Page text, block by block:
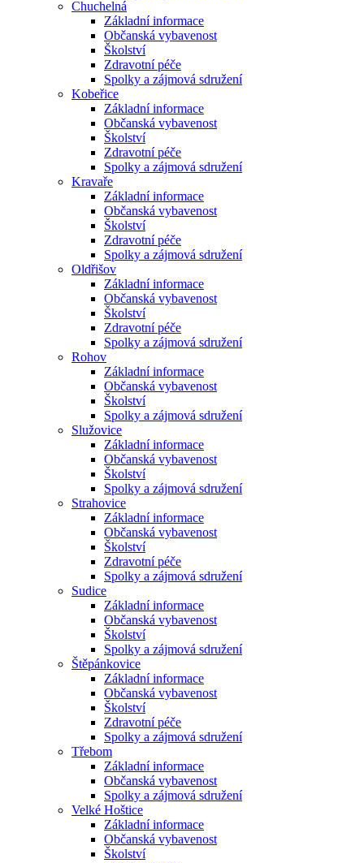
Chuchelná
Základní informace
Občanská vybavenost
Školství
Zdravotní péče
Spolky a zájmová sdružení
Kobeřice
Základní informace
Občanská vybavenost
Školství
Zdravotní péče
Spolky a zájmová sdružení
Kravaře
Základní informace
Občanská vybavenost
Školství
Zdravotní péče
Spolky a zájmová sdružení
Oldřišov
Základní informace
Občanská vybavenost
Školství
Zdravotní péče
Spolky a zájmová sdružení
Rohov
Základní informace
Občanská vybavenost
Školství
Spolky a zájmová sdružení
Služovice
Základní informace
Občanská vybavenost
Školství
Spolky a zájmová sdružení
Strahovice
Základní informace
Občanská vybavenost
Školství
Zdravotní péče
Spolky a zájmová sdružení
Sudice
Základní informace
Občanská vybavenost
Školství
Spolky a zájmová sdružení
Štěpánkovice
Základní informace
Občanská vybavenost
Školství
Zdravotní péče
Spolky a zájmová sdružení
Třebom
Základní informace
Občanská vybavenost
Spolky a zájmová sdružení
Velké Hoštice
Základní informace
Občanská vybavenost
Školství